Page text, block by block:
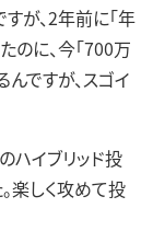
が、2年前に「年
のに、今「700万
んですが、スゴイ
ハイブリッド投
楽しく攻めて投